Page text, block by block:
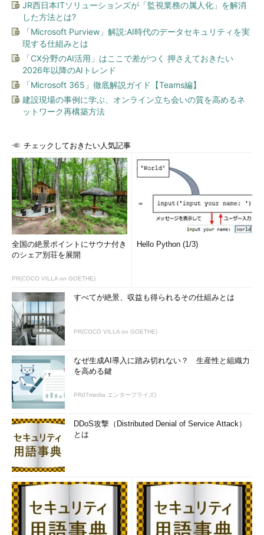
［仮想ハードディスクの編集ウィザード］の［ディスクの場
は、Hyper-Vプラットフォームが実行されているPC上にある
もの。
（1）変換したいVHDファイルを指定する。→［Ｂ］へ
［Ｂ］
画面
VHD形式からVHDX形式に変換するには、ここで「変換」を
選択する。
（1）
「変換」を選択する。→［Ｃ］へ
［Ｃ］
JR西日本ITソリューションズが「監視業務の属人化」を解消
した方法とは?
「Microsoft Purview」解説:AI時代のデータセキュリティを実
現する仕組みとは
「CX分野のAI活用」はここで差がつく 押さえておきたい
2026年以降のAIトレンド
「Microsoft 365」徹底解説ガイド【Teams編】
建設現場の事例に学ぶ、オンライン立ち会いの質を高めるネ
ットワーク再構築方法
チェックしておきたい人気記事
全国の絶景ポイントにサウナ付き
のシェア別荘を展開
PR(COCO VILLA on GOETHE)
Hello Python (1/3)
すべてが絶景、収益も得られるその仕組みとは
PR(COCO VILLA on GOETHE)
なぜ生成AI導入に踏み切れない？ 生産性と組織力
を高める鍵
PR(ITmedia エンタープライズ)
DDoS攻撃（Distributed Denial of Service Attack）
とは